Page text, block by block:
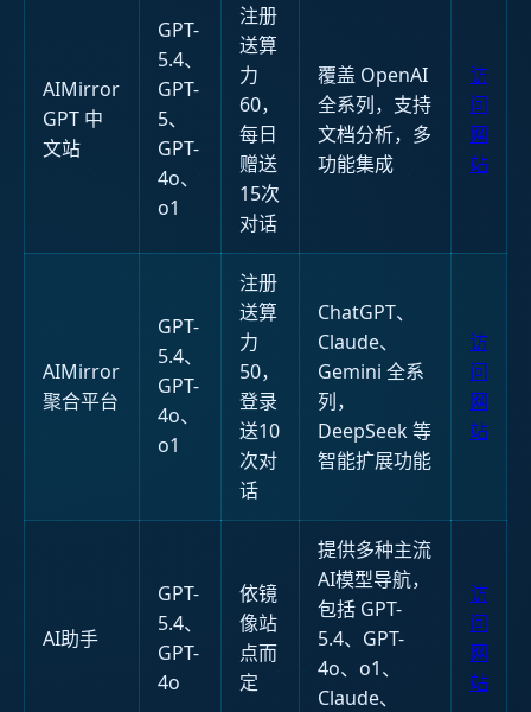
AIMirror
GPT 中
文站
GPT-
5.4、
GPT-
5、
GPT-
4o、
o1
注册
送算
力
60，
每日
赠送
15次
对话
覆盖 OpenAI
全系列，支持
文档分析，多
功能集成
访
问
网
站
AIMirror
聚合平台
GPT-
5.4、
GPT-
4o、
o1
注册
送算
力
50，
登录
送10
次对
话
ChatGPT、
Claude、
Gemini 全系
列，
DeepSeek 等
智能扩展功能
访
问
网
站
AI助手
GPT-
5.4、
GPT-
4o
依镜
像站
点而
定
提供多种主流
AI模型导航，
包括 GPT-
5.4、GPT-
4o、o1、
Claude、
访
问
网
站